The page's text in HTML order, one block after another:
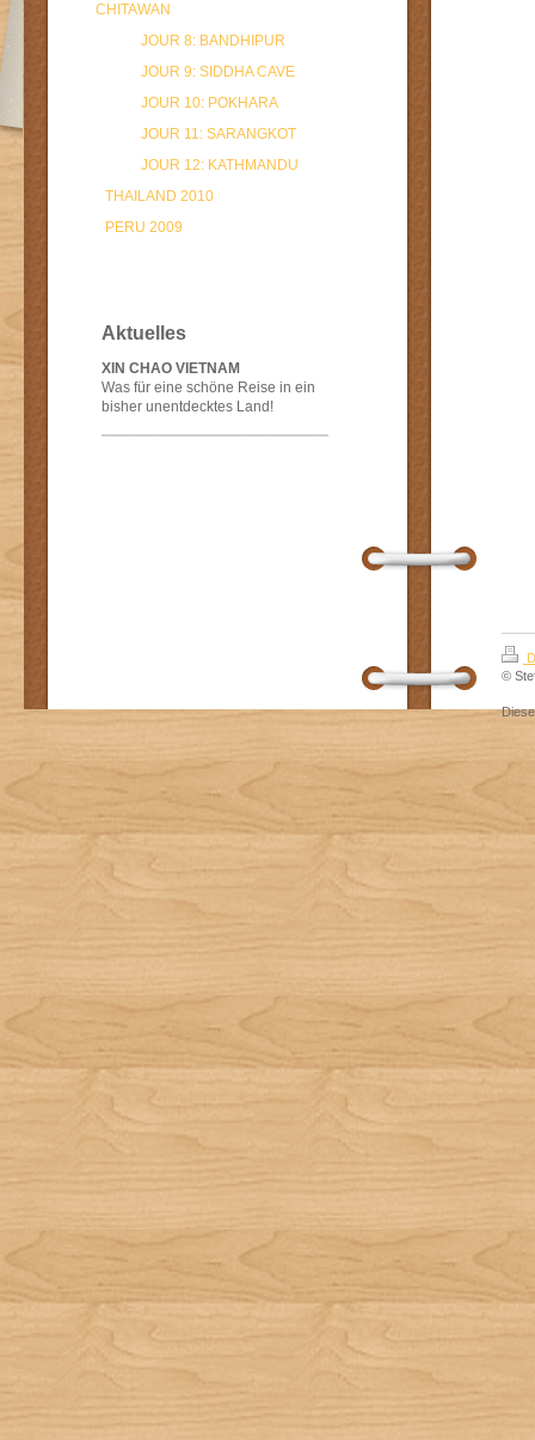
CHITAWAN
JOUR 8: BANDHIPUR
JOUR 9: SIDDHA CAVE
JOUR 10: POKHARA
JOUR 11: SARANGKOT
JOUR 12: KATHMANDU
THAILAND 2010
PERU 2009
Aktuelles
XIN CHAO VIETNAM
Was für eine schöne Reise in ein
bisher unentdecktes Land!
©